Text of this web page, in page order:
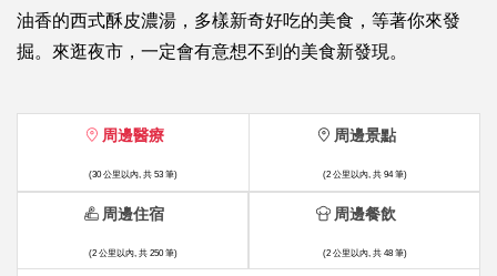
油香的西式酥皮濃湯，多樣新奇好吃的美食，等著你來發
掘。來逛夜市，一定會有意想不到的美食新發現。
周邊醫療
(30 公里以內, 共 53 筆)
周邊景點
(2 公里以內, 共 94 筆)
周邊住宿
(2 公里以內, 共 250 筆)
周邊餐飲
(2 公里以內, 共 48 筆)